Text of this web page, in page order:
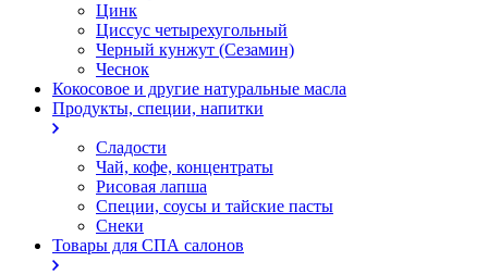
Цинк
Циссус четырехугольный
Черный кунжут (Сезамин)
Чеснок
Кокосовое и другие натуральные масла
Продукты, специи, напитки
Сладости
Чай, кофе, концентраты
Рисовая лапша
Специи, соусы и тайские пасты
Снеки
Товары для СПА салонов